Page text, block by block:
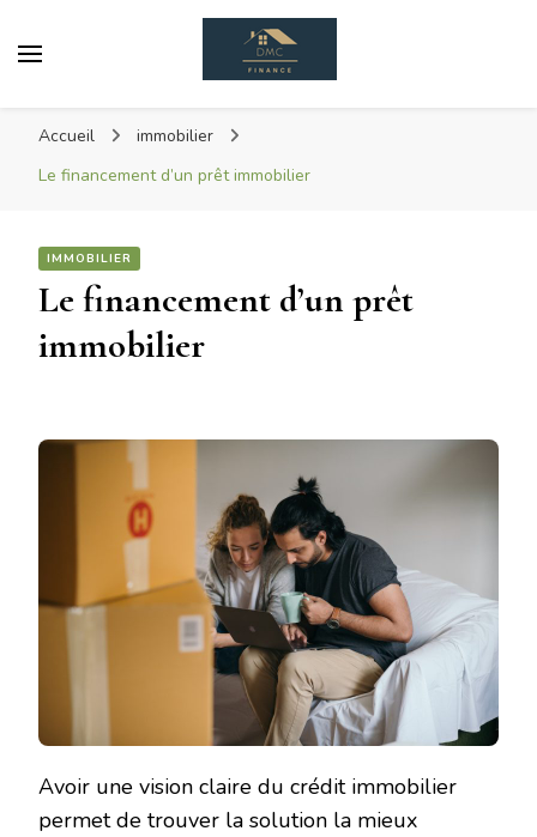
Accueil
immobilier
Le financement d’un prêt immobilier
IMMOBILIER
Le financement d’un prêt
immobilier
Avoir une vision claire du crédit immobilier
permet de trouver la solution la mieux